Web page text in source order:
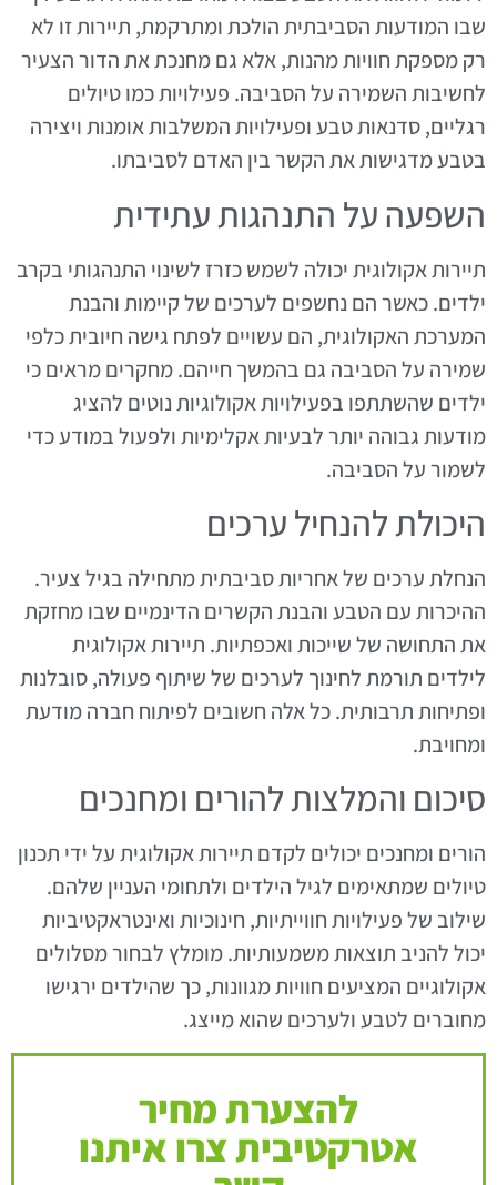
שבו המודעות הסביבתית הולכת ומתרקמת, תיירות זו לא
רק מספקת חוויות מהנות, אלא גם מחנכת את הדור הצעיר
לחשיבות השמירה על הסביבה. פעילויות כמו טיולים
רגליים, סדנאות טבע ופעילויות המשלבות אומנות ויצירה
בטבע מדגישות את הקשר בין האדם לסביבתו.
השפעה על התנהגות עתידית
תיירות אקולוגית יכולה לשמש כזרז לשינוי התנהגותי בקרב
ילדים. כאשר הם נחשפים לערכים של קיימות והבנת
המערכת האקולוגית, הם עשויים לפתח גישה חיובית כלפי
שמירה על הסביבה גם בהמשך חייהם. מחקרים מראים כי
ילדים שהשתתפו בפעילויות אקולוגיות נוטים להציג
מודעות גבוהה יותר לבעיות אקלימיות ולפעול במודע כדי
לשמור על הסביבה.
היכולת להנחיל ערכים
הנחלת ערכים של אחריות סביבתית מתחילה בגיל צעיר.
ההיכרות עם הטבע והבנת הקשרים הדינמיים שבו מחזקת
את התחושה של שייכות ואכפתיות. תיירות אקולוגית
לילדים תורמת לחינוך לערכים של שיתוף פעולה, סובלנות
ופתיחות תרבותית. כל אלה חשובים לפיתוח חברה מודעת
ומחויבת.
סיכום והמלצות להורים ומחנכים
הורים ומחנכים יכולים לקדם תיירות אקולוגית על ידי תכנון
טיולים שמתאימים לגיל הילדים ולתחומי העניין שלהם.
שילוב של פעילויות חווייתיות, חינוכיות ואינטראקטיביות
יכול להניב תוצאות משמעותיות. מומלץ לבחור מסלולים
אקולוגיים המציעים חוויות מגוונות, כך שהילדים ירגישו
מחוברים לטבע ולערכים שהוא מייצג.
להצערת מחיר
אטרקטיבית צרו איתנו